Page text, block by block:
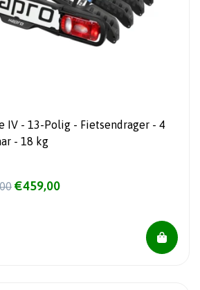
- Fietsendrager - 4
Fietsen - Inklapbaar - 18 kg
€459,00